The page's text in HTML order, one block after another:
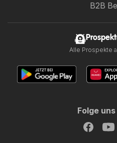
B2B
Alle Prospekte
Folge